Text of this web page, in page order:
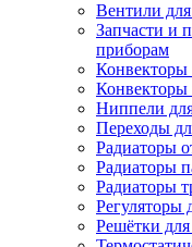
Вентили
Запчасти и
приборам
Конвекторы
Конвекторы
Ниппели
Переходы
Радиаторы
Радиаторы
Радиаторы
Регуляторы
Решётки